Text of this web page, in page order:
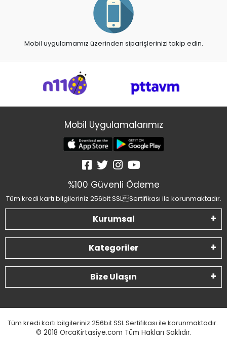
Mobil uygulamamız üzerinden siparişlerinizi takip edin.
Mobil Uygulamalarımız
%100 Güvenli Ödeme
Tüm kredi kartı bilgileriniz 256bit SSLSertifikası ile korunmaktadır.
Kurumsal
Kategoriler
Bize Ulaşın
Tüm kredi kartı bilgileriniz 256bit SSL Sertifikası ile korunmaktadır.
© 2018 OrcaKirtasiye.com Tüm Hakları Saklıdır.